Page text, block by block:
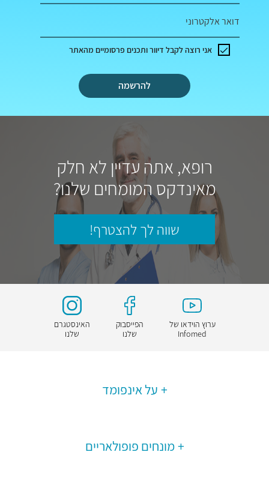
דואר אלקטרוני
להרשמה
אני רוצה לקבל דיוור ותכנים פרסומיים מהאתר
רופא, אתה עדיין לא חלק
מאינדקס המומחים שלנו?
שווה לך להצטרף!
ערוץ הוידאו של
Infomed
הפייסבוק
שלנו
האינסטגרם
שלנו
על אינפומד
מונחים פופולאריים